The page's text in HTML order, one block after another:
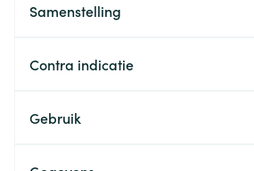
Samenstelling
Contra indicatie
Gebruik